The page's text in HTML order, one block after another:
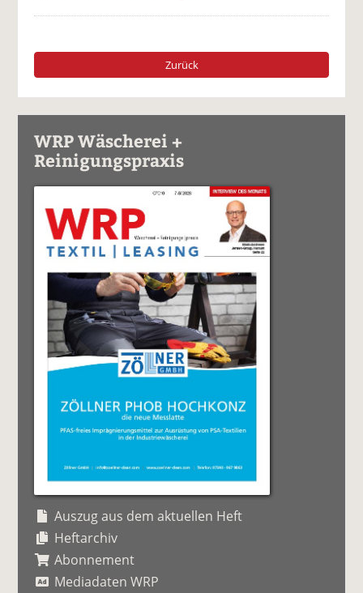
Zurück
WRP Wäscherei +
Reinigungspraxis
Auszug aus dem aktuellen Heft
Heftarchiv
Abonnement
Mediadaten WRP